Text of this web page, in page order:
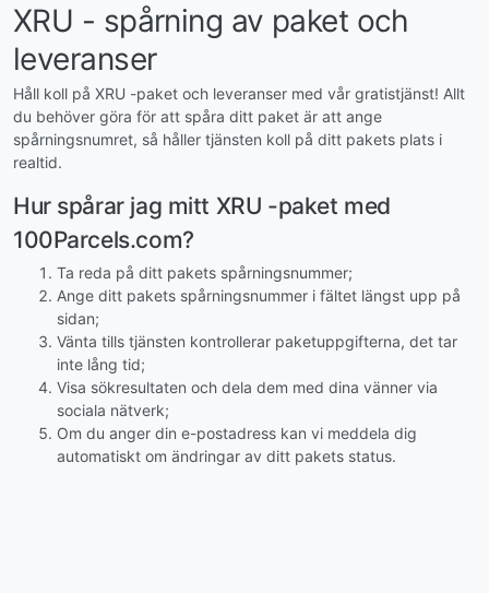
XRU - spårning av paket och
leveranser
Håll koll på XRU -paket och leveranser med vår gratistjänst! Allt
du behöver göra för att spåra ditt paket är att ange
spårningsnumret, så håller tjänsten koll på ditt pakets plats i
realtid.
Hur spårar jag mitt XRU -paket med
100Parcels.com?
Ta reda på ditt pakets spårningsnummer;
Ange ditt pakets spårningsnummer i fältet längst upp på
sidan;
Vänta tills tjänsten kontrollerar paketuppgifterna, det tar
inte lång tid;
Visa sökresultaten och dela dem med dina vänner via
sociala nätverk;
Om du anger din e-postadress kan vi meddela dig
automatiskt om ändringar av ditt pakets status.